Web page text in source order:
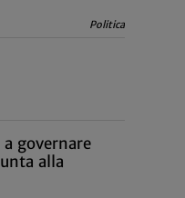
Politica
governare
alla